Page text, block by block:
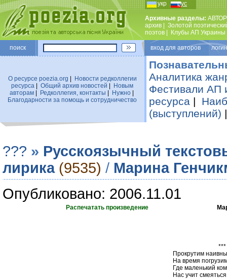
укр рус
Архивные разделы:
архив
Золотой
поэтов
Клубы АП Украины
поиск вход для авторов
О ресурсе poezia.org
Новости редколлегии
ресурса
Общий архив новостей
Новым
авторам| Редколлегия, контакты Нужно|
Благодарности за помощь и сотрудничество
Аналитика
Фестивали АП
ресурса |
(выступлений)
??? » Русскоязычный
лирика (9535) / Марина
Опубликовано: 2006.11.01
Распечатать произведение
***
Прокрутим
На время
Где маленький
Нас учит